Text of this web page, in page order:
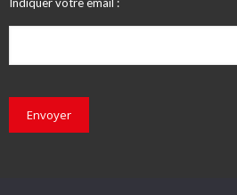
Indiquer votre email :
Envoyer